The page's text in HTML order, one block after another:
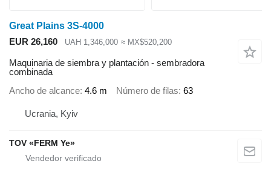
Great Plains 3S-4000
EUR 26,160
UAH 1,346,000 ≈ MX$520,200
Maquinaria de siembra y plantación - sembradora
combinada
Ancho de alcance 4.6 m Número de filas 63
Ucrania, Kyiv
TOV «FERM Ye»